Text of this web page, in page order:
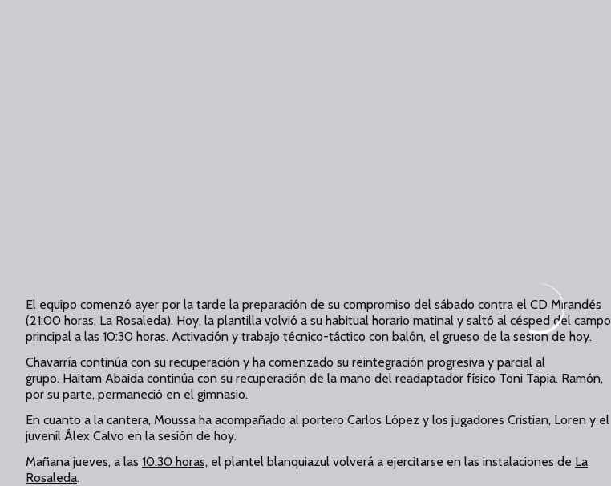
El equipo comenzó ayer por la tarde la preparación de su compromiso del sábado contra el CD Mirandés
(21:00 horas, La Rosaleda). Hoy, la plantilla volvió a su habitual horario matinal y saltó al césped del campo
principal a las 10:30 horas. Activación y trabajo técnico-táctico con balón, el grueso de la sesión de hoy.
Chavarría continúa con su recuperación y ha comenzado su reintegración progresiva y parcial al
grupo. Haitam Abaida continúa con su recuperación de la mano del readaptador físico Toni Tapia. Ramón,
por su parte, permaneció en el gimnasio.
En cuanto a la cantera, Moussa ha acompañado al portero Carlos López y los jugadores Cristian, Loren y el
juvenil Álex Calvo en la sesión de hoy.
Mañana jueves, a las 10:30 horas, el plantel blanquiazul volverá a ejercitarse en las instalaciones de La
Rosaleda.